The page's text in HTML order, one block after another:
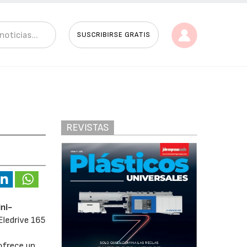
SUSCRIBIRSE GRATIS
165
REVISTAS